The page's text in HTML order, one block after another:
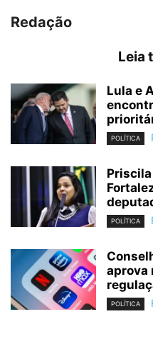
Redação
Leia
Lula e
POLÍTICA
POLÍTICA
aprova
POLÍTICA